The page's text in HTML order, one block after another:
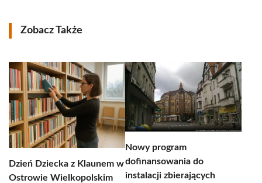
Zobacz Także
Dzień Dziecka z Klaunem w
Ostrowie Wielkopolskim
Nowy program
dofinansowania do
instalacji zbierających